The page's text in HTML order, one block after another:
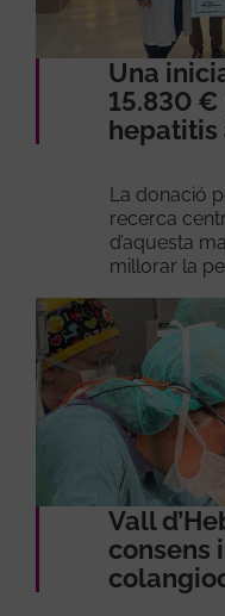
Una
15.830
La donació
recerca
d’aquesta
millorar la
Vall
consens